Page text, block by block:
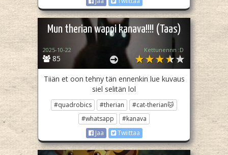
Mun therian wappi kanava!!!! (Taas)
85
2025-10-22 Kettunennn :D
Tiiän et oon tehny tän ennenkin lue kuvaus
siel selitän lol
#quadrobics #therian
#cat-therian🐱
#whatsapp
#kanava
Jaa
Twiittaa